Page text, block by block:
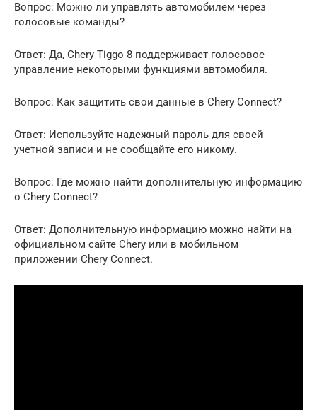
Вопрос: Можно ли управлять автомобилем через
голосовые команды?
Ответ: Да, Chery Tiggo 8 поддерживает голосовое
управление некоторыми функциями автомобиля.
Вопрос: Как защитить свои данные в Chery Connect?
Ответ: Используйте надежный пароль для своей
учетной записи и не сообщайте его никому.
Вопрос: Где можно найти дополнительную информацию
о Chery Connect?
Ответ: Дополнительную информацию можно найти на
официальном сайте Chery или в мобильном
приложении Chery Connect.